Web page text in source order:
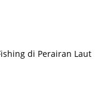
di Perairan Laut